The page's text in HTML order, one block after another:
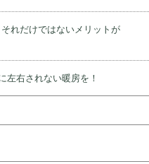
れだけではないメリットが
左右されない暖房を！